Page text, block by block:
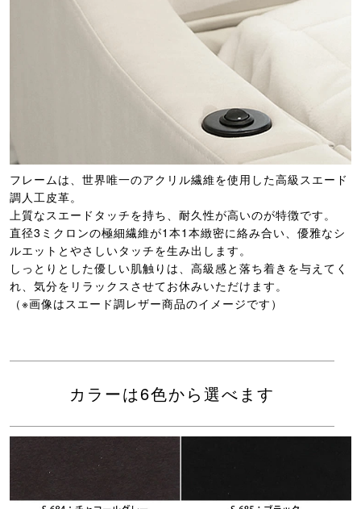
フレームは、世界唯一のアクリル繊維を使用した高級スエード
調人工皮革。
上質なスエードタッチを持ち、耐久性が高いのが特徴です。
直径3ミクロンの極細繊維が1本1本緻密に絡み合い、優雅なシ
ルエットとやさしいタッチを生み出します。
しっとりとした優しい肌触りは、高級感と落ち着きを与えてく
れ、気分をリラックスさせてお休みいただけます。
（※画像はスエード調レザー商品のイメージです）
カラーは6色から選べます